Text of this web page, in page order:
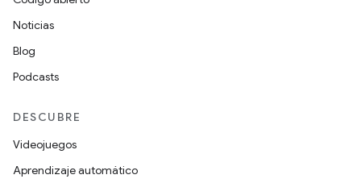
Noticias
Blog
Podcasts
DESCUBRE
Videojuegos
Aprendizaje automático